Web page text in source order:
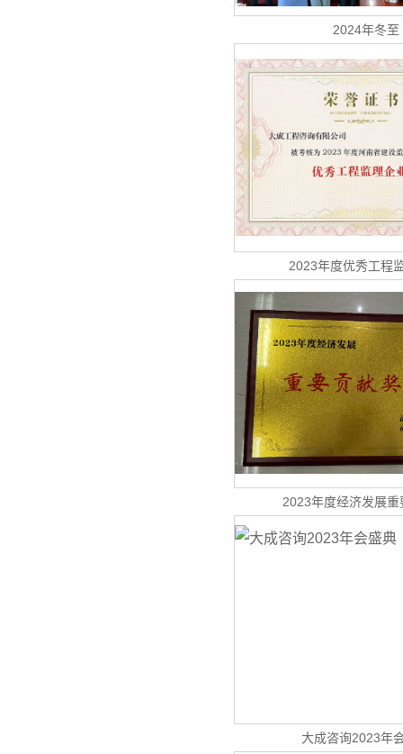
2024年冬至
2023年度优秀工程
2023年度经济发展重
大成咨询2023年